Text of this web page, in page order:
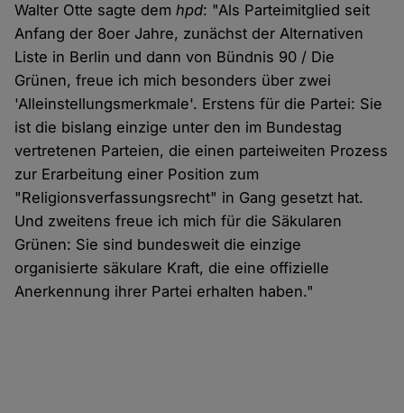
Walter Otte sagte demhpd: "Als Parteimitglied seit
Anfang der 8oer Jahre, zunächst der Alternativen
Liste in Berlin und dann von Bündnis 90 / Die
Grünen, freue ich mich besonders über zwei
'Alleinstellungsmerkmale'. Erstens für die Partei: Sie
ist die bislang einzige unter den im Bundestag
vertretenen Parteien, die einen parteiweiten Prozess
zur Erarbeitung einer Position zum
"Religionsverfassungsrecht" in Gang gesetzt hat.
Und zweitens freue ich mich für die Säkularen
Grünen: Sie sind bundesweit die einzige
organisierte säkulare Kraft, die eine offizielle
Anerkennung ihrer Partei erhalten haben."